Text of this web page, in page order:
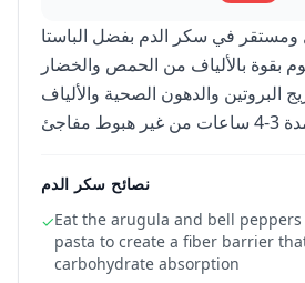
ومستقر في سكر الدم بفضل الباستا
بقوة بالألياف من الحمص والخضار
البروتين والدهون الصحية والألياف
نصائح سكر الدم
✓Eat the arugula and bell
pasta to create a fiber barrier
carbohydrate absorption